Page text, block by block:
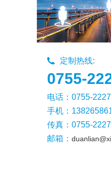
定制热线:
0755-
电话：0755-
手机：
传真：0755-
邮箱：